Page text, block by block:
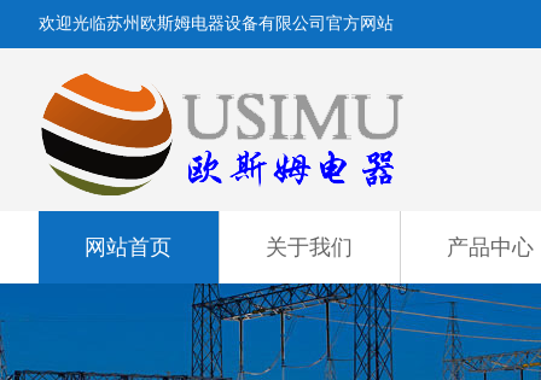
欢迎光临苏州欧斯姆电器设备有限公司官方网站
网站首页 关于我们 产品中心